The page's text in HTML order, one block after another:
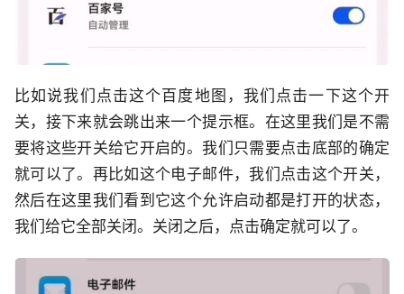
比如说我们点击这个百度地图，我们点击一下这个开
关，接下来就会跳出来一个提示框。在这里我们是不需
要将这些开关给它开启的。我们只需要点击底部的确定
就可以了。再比如这个电子邮件，我们点击这个开关，
然后在这里我们看到它这个允许启动都是打开的状态，
我们给它全部关闭。关闭之后，点击确定就可以了。